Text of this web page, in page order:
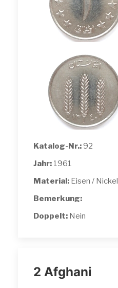
Katalog-Nr.:92
Jahr: 1961
Material: Eisen / Nickel
Bemerkung:
Doppelt: Nein
2 Afghani